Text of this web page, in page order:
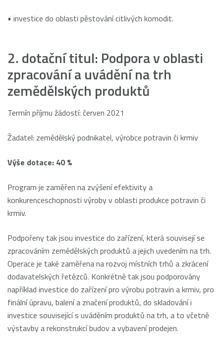
• investice do oblasti pěstování citlivých komodit.
2. dotační titul: Podpora v oblasti
zpracování a uvádění na trh
zemědělských produktů
Termín příjmu žádostí: červen 2021
Žadatel: zemědělský podnikatel, výrobce potravin či krmiv
Výše dotace: 40 %
Program je zaměřen na zvýšení efektivity a
konkurenceschopnosti výroby v oblasti produkce potravin či
krmiv.
Podpořeny tak jsou investice do zařízení, která souvisejí se
zpracováním zemědělských produktů a jejich uvedením na trh.
Operace je také zaměřena na rozvoj místních trhů a zkrácení
dodavatelských řetězců. Konkrétně tak jsou podporovány
například investice do zařízení pro výrobu potravin a krmiv, pro
finální úpravu, balení a značení produktů, do skladování i
investice související s uváděním produktů na trh, a to včetně
výstavby a rekonstrukcí budov a vybavení prodejen.